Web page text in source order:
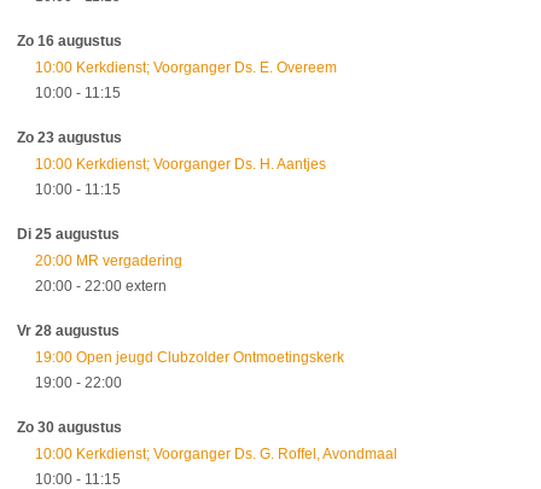
Zo 16 augustus
10:00 Kerkdienst; Voorganger Ds. E. Overeem
10:00 - 11:15
Zo 23 augustus
10:00 Kerkdienst; Voorganger Ds. H. Aantjes
10:00 - 11:15
Di 25 augustus
20:00 MR vergadering
20:00 - 22:00 extern
Vr 28 augustus
19:00 Open jeugd Clubzolder Ontmoetingskerk
19:00 - 22:00
Zo 30 augustus
10:00 Kerkdienst; Voorganger Ds. G. Roffel, Avondmaal
10:00 - 11:15